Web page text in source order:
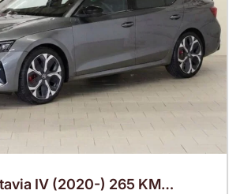
IV (2020-) 265 KM